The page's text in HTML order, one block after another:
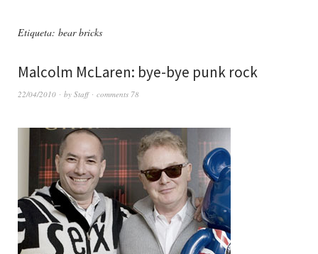
Etiqueta: bear bricks
Malcolm McLaren: bye-bye punk rock
22/04/2010 by Staff comments 78